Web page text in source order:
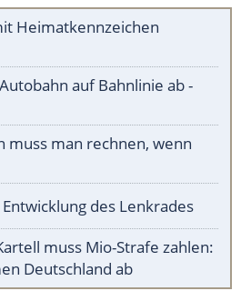
Heimatkennzeichen
auf Bahnlinie ab -
muss man rechnen, wenn
des Lenkrades
muss Mio-Strafe zahlen:
Deutschland ab